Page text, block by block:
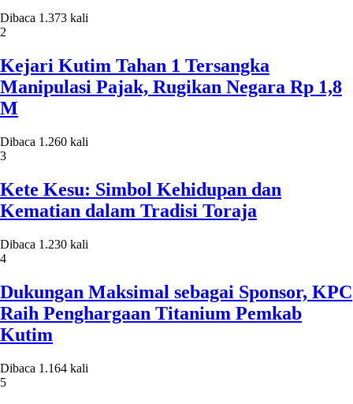
Dibaca 1.373 kali
2
Kejari Kutim Tahan 1 Tersangka
Manipulasi Pajak, Rugikan Negara Rp 1,8
M
Dibaca 1.260 kali
3
Kete Kesu: Simbol Kehidupan dan
Kematian dalam Tradisi Toraja
Dibaca 1.230 kali
4
Dukungan Maksimal sebagai Sponsor, KPC
Raih Penghargaan Titanium Pemkab
Kutim
Dibaca 1.164 kali
5